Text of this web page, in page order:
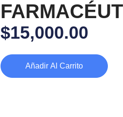
$15,000.00
Añadir Al Carrito